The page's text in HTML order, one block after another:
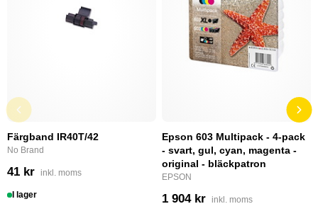
Färgband IR40T/42
No Brand
41 kr inkl. moms
I lager
Epson 603 Multipack - 4-pack
- svart, gul, cyan, magenta -
original - bläckpatron
EPSON
1 904 kr inkl. moms